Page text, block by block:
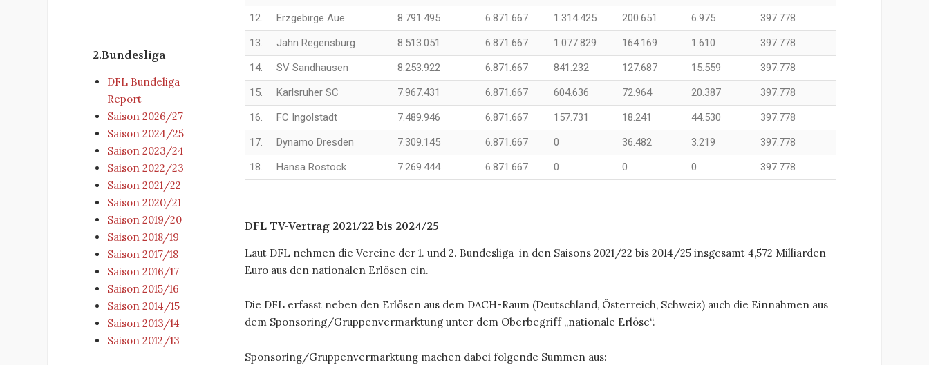
2.Bundesliga
DFL Bundeliga
Report
Saison 2026/27
Saison 2024/25
Saison 2023/24
Saison 2022/23
Saison 2021/22
Saison 2020/21
Saison 2019/20
Saison 2018/19
Saison 2017/18
Saison 2016/17
Saison 2015/16
Saison 2014/15
Saison 2013/14
Saison 2012/13
12.
Erzgebirge Aue 8.791.495 6.871.667 1.314.425 200.651 6.975
397.778
13.
Jahn Regensburg 8.513.051 6.871.667 1.077.829 164.169 1.610
397.778
14.
SV Sandhausen 8.253.922 6.871.667 841.232 127.687 15.559
397.778
15.
Karlsruher SC 7.967.431 6.871.667 604.636 72.964 20.387
397.778
16.
FC Ingolstadt 7.489.946 6.871.667 157.731 18.241 44.530
397.778
17.
Dynamo Dresden 7.309.145 6.871.667 0 36.482 3.219
397.778
18.
Hansa Rostock 7.269.444 6.871.667 0 0 0 397.778
DFL TV-Vertrag 2021/22 bis 2024/25
Laut DFL nehmen die Vereine der 1. und 2. Bundesliga in den Saisons 2021/22 bis 2014/25 insgesamt 4,572 Milliarden
Euro aus den nationalen Erlösen ein.
Die DFL erfasst neben den Erlösen aus dem DACH-Raum (Deutschland, Österreich, Schweiz) auch die Einnahmen aus
dem Sponsoring/Gruppenvermarktung unter dem Oberbegriff „nationale Erlöse“.
Sponsoring/Gruppenvermarktung machen dabei folgende Summen aus: